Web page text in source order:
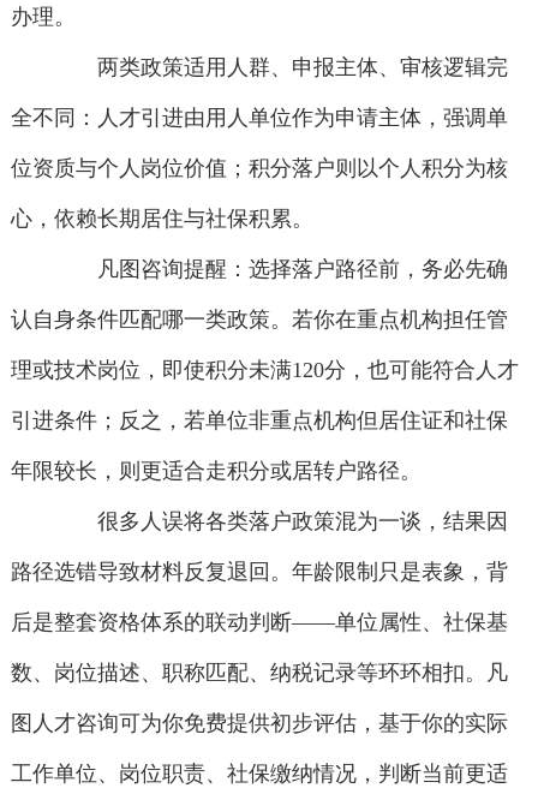
办理。
两类政策适用人群、申报主体、审核逻辑完
全不同：人才引进由用人单位作为申请主体，强调单
位资质与个人岗位价值；积分落户则以个人积分为核
心，依赖长期居住与社保积累。
凡图咨询提醒：选择落户路径前，务必先确
认自身条件匹配哪一类政策。若你在重点机构担任管
理或技术岗位，即使积分未满120分，也可能符合人才
引进条件；反之，若单位非重点机构但居住证和社保
年限较长，则更适合走积分或居转户路径。
很多人误将各类落户政策混为一谈，结果因
路径选错导致材料反复退回。年龄限制只是表象，背
后是整套资格体系的联动判断——单位属性、社保基
数、岗位描述、职称匹配、纳税记录等环环相扣。凡
图人才咨询可为你免费提供初步评估，基于你的实际
工作单位、岗位职责、社保缴纳情况，判断当前更适